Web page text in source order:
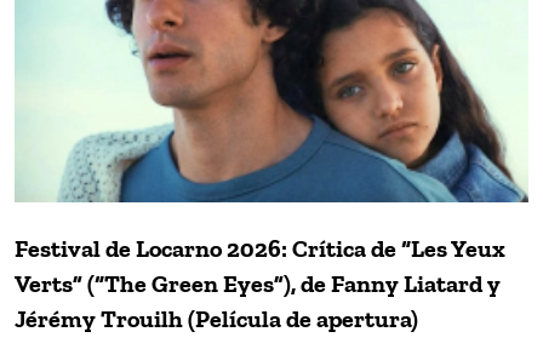
Festival de Locarno 2026: Crítica de “Les Yeux
Verts” (“The Green Eyes”), de Fanny Liatard y
Jérémy Trouilh (Película de apertura)